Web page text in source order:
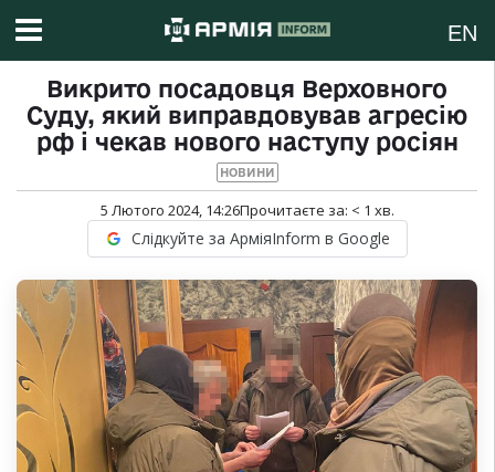
EN
Викрито посадовця Верховного
Суду, який виправдовував агресію
рф і чекав нового наступу росіян
НОВИНИ
5 Лютого 2024, 14:26Прочитаєте за: < 1 хв.
Слідкуйте за АрміяInform в Google